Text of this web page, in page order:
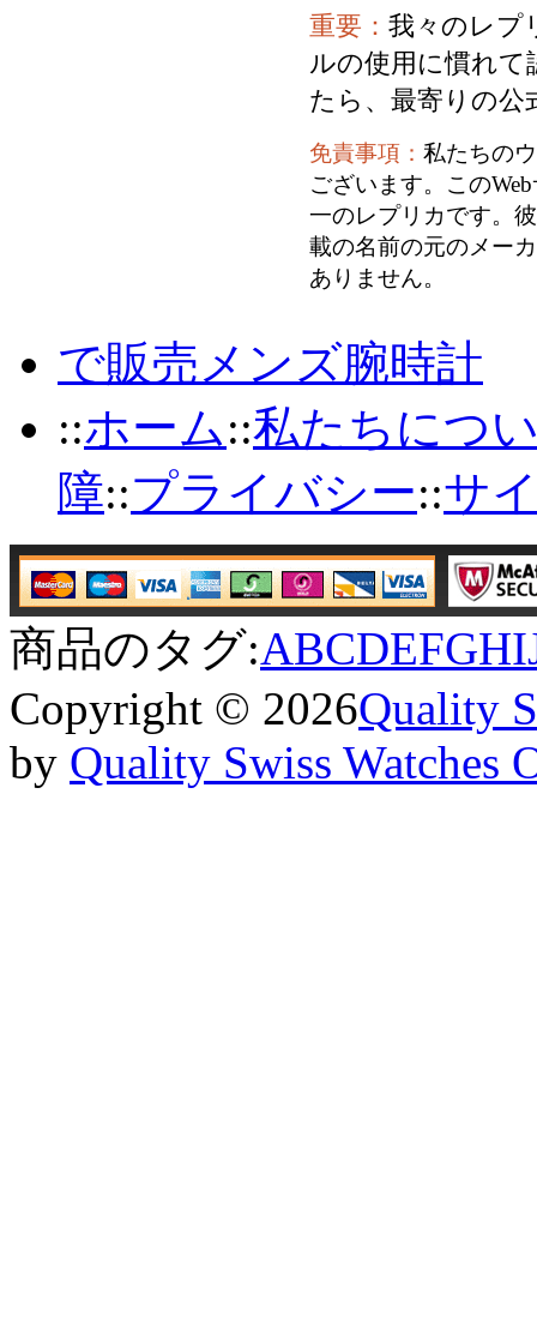
重要： 我々のレプ
ルの使用に慣れ
たら、最寄りの
免責事項： 私たちの
ございます。この
一のレプリカです。
載の名前の元のメー
ありません。
で販売メンズ腕時計
::ホーム::私たちにつ
障::プライバシー::サ
商品のタグ:ABCDEFGHI
Copyright © 2026Quality
by Quality Swiss Watches